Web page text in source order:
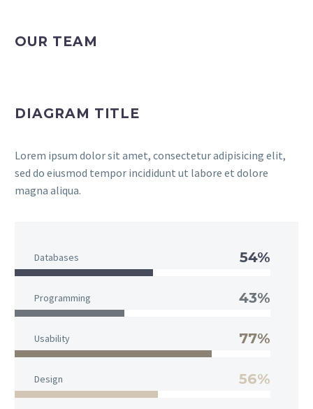
OUR TEAM
DIAGRAM TITLE
Lorem ipsum dolor sit amet, consectetur adipisicing elit,
sed do eiusmod tempor incididunt ut labore et dolore
magna aliqua.
Databases 54%
Programming 43%
Usability 77%
Design 56%